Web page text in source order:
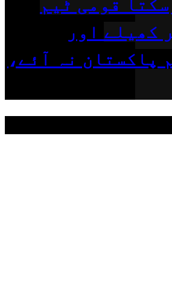
قومی ٹیم
کھیلے اور
پاکستان نہ آئے،